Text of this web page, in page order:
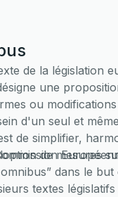
de gaz à effet de
Lieu en zone de
de la législation
une
ou
d'un seul et
de simplifier,
de mesures
dans le
textes